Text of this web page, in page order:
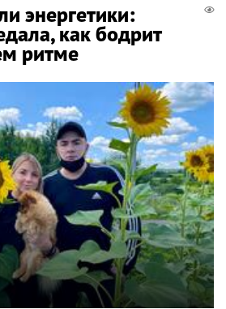
энергетики:
как бодрит
ритме